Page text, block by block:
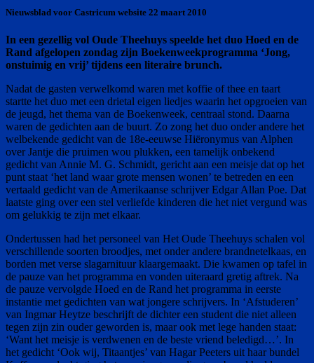
Nieuwsblad voor Castricum website 22 maart 2010
In een gezellig vol Oude Theehuys speelde het duo Hoed en de
Rand afgelopen zondag zijn Boekenweekprogramma ‘Jong,
onstuimig en vrij’ tijdens een literaire brunch.
Nadat de gasten verwelkomd waren met koffie of thee en taart
startte het duo met een drietal eigen liedjes waarin het opgroeien van
de jeugd, het thema van de Boekenweek, centraal stond. Daarna
waren de gedichten aan de buurt. Zo zong het duo onder andere het
welbekende gedicht van de 18e-eeuwse Hiëronymus van Alphen
over Jantje die pruimen wou plukken, een tamelijk onbekend
gedicht van Annie M. G. Schmidt, gericht aan een meisje dat op het
punt staat ‘het land waar grote mensen wonen’ te betreden en een
vertaald gedicht van de Amerikaanse schrijver Edgar Allan Poe. Dat
laatste ging over een stel verliefde kinderen die het niet vergund was
om gelukkig te zijn met elkaar.
Ondertussen had het personeel van Het Oude Theehuys schalen vol
verschillende soorten broodjes, met onder andere brandnetelkaas, en
borden met verse slagarnituur klaargemaakt. Die kwamen op tafel in
de pauze van het programma en vonden uiteraard gretig aftrek. Na
de pauze vervolgde Hoed en de Rand het programma in eerste
instantie met gedichten van wat jongere schrijvers. In ‘Afstuderen’
van Ingmar Heytze beschrijft de dichter een student die niet alleen
tegen zijn zin ouder geworden is, maar ook met lege handen staat:
‘Want het meisje is verdwenen en de beste vriend beledigd…’. In
het gedicht ‘Ook wij, Titaantjes’ van Hagar Peeters uit haar bundel